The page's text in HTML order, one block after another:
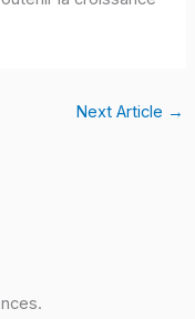
Next Article →